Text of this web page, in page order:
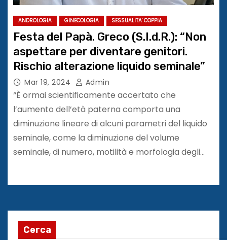
ANDROLOGIA GINECOLOGIA SESSUALITA' COPPIA
Festa del Papà. Greco (S.I.d.R.): “Non
aspettare per diventare genitori.
Rischio alterazione liquido seminale”
Mar 19, 2024 Admin
“È ormai scientificamente accertato che
l’aumento dell’età paterna comporta una
diminuzione lineare di alcuni parametri del liquido
seminale, come la diminuzione del volume
seminale, di numero, motilità e morfologia degli…
Cerca